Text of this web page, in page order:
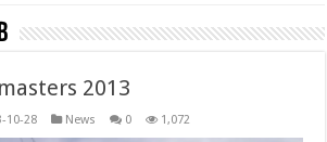
2013
10-28 News 0 1,072